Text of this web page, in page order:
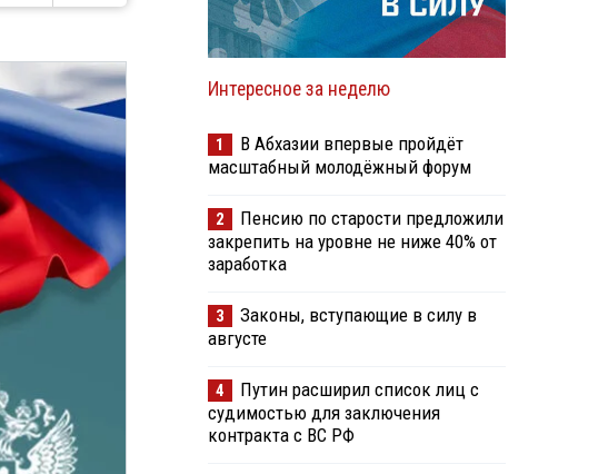
Интересное за неделю
1
В Абхазии впервые пройдёт
масштабный молодёжный форум
2
Пенсию по старости предложили
закрепить на уровне не ниже 40% от
заработка
3
Законы, вступающие в силу в
августе
4
Путин расширил список лиц с
судимостью для заключения
контракта с ВС РФ